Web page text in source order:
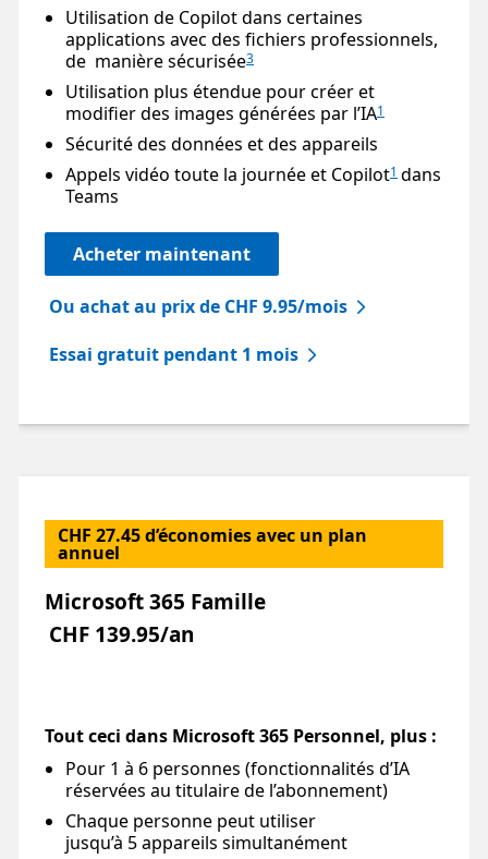
Utilisation de Copilot dans certaines
applications avec des fichiers professionnels,
de manière sécurisée3
Utilisation plus étendue pour créer et
modifier des images générées par l’IA1
Sécurité des données et des appareils
Appels vidéo toute la journée et Copilot1 dans
Teams
Acheter maintenant
Ou achat au prix de CHF 9.95/mois
Essai gratuit pendant 1 mois
CHF 27.45 d’économies avec un plan
annuel
Microsoft 365 Famille
CHF 139.95/an
Tout ceci dans Microsoft 365 Personnel, plus :
Pour 1 à 6 personnes (fonctionnalités d’IA
réservées au titulaire de l’abonnement)
Chaque personne peut utiliser
jusqu’à 5 appareils simultanément